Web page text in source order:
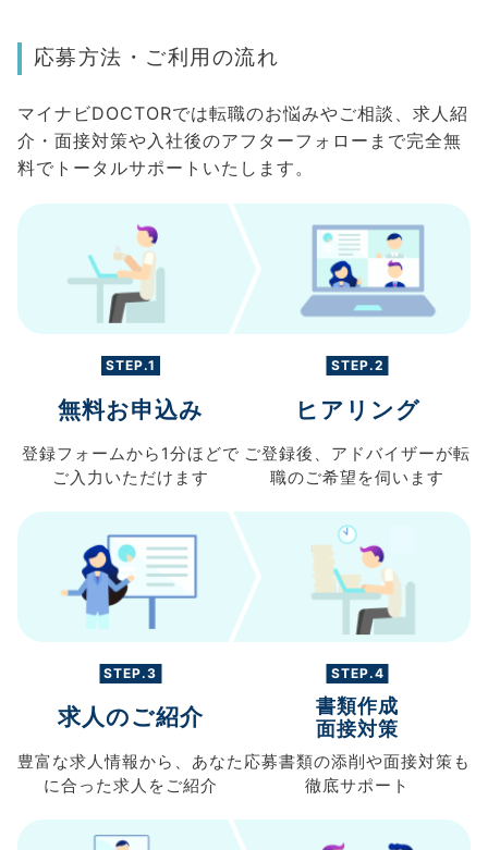
応募方法・ご利用の流れ
マイナビDOCTORでは転職のお悩みやご相談、求人紹
介・面接対策や入社後のアフターフォローまで完全無
料でトータルサポートいたします。
STEP.1
無料お申込み
登録フォームから 1分ほどで
ご入力 いただけます
STEP.2
ヒアリング
ご登録後、 アドバイザーが転
職のご希望を伺います
STEP.3
求人のご紹介
豊富な求人情報から、 あなた
に合った求人を ご紹介
STEP.4
書類作成
面接対策
応募書類の添削や面接対策も
徹底サポート